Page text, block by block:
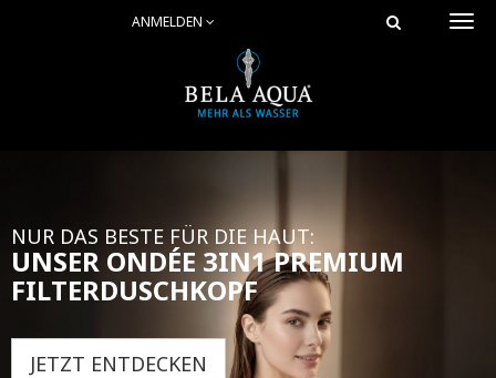
ANMELDEN
NUR DAS BESTE FÜR DIE HAUT:
UNSER ONDÉE 3IN1 PREMIUM
FILTERDUSCHKOPF
JETZT ENTDECKEN